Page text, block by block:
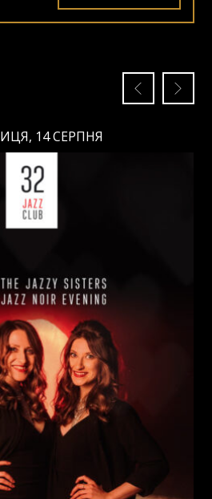
14 СЕРПНЯ
14 СЕРПНЯ
Майовецька (Вокал, )
) /Григорій Паршин (Саксофон
,) /Єгор Абрамов (Контрабас
(Барабани,